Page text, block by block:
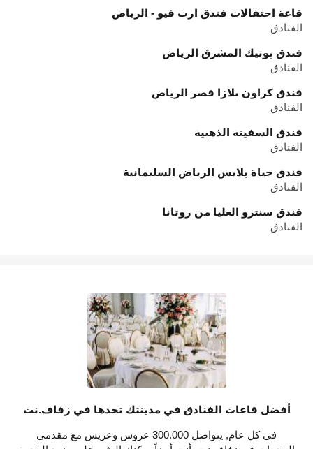
قاعة احتفالات فندق ارت فيو - الرياض
الفنادق
فندق بوتيك المشرق الرياض
الفنادق
فندق كراون بلازا قصر الرياض
الفنادق
فندق السفينة الذهبية
الفنادق
فندق حياة بلايس الرياض السليمانية
الفنادق
فندق سنترو العليا من روتانا
الفنادق
أفضل قاعات الفنادق في مدينتك تجدها في زفاف.نت
في كل عام, يتواصل 300.000 عروس وعريس مع مقدمي